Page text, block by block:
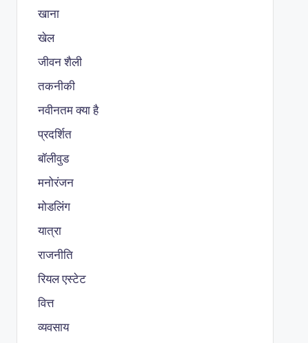
खाना
खेल
जीवन शैली
तकनीकी
नवीनतम क्या है
प्रदर्शित
बॉलीवुड
मनोरंजन
मोडलिंग
यात्रा
राजनीति
रियल एस्टेट
वित्त
व्यवसाय